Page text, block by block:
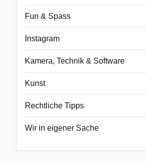
Fun & Spass
Instagram
Kamera, Technik & Software
Kunst
Rechtliche Tipps
Wir in eigener Sache